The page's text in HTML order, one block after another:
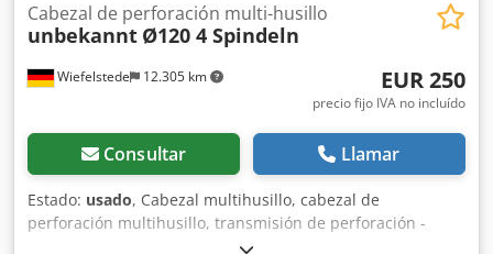
Wiefelstede 12.305 km
Cabezal de perforación multi-husillo
unbekannt Ø120 4 Spindeln
EUR 250
precio fijo IVA no incluído
Consultar Llamar
Estado: usado, Cabezal multihusillo, cabezal de
perforación multihusillo, transmisión de perforación -
Cabezal multihusillo -Husillos: 4 Cedpfxjd Nkrxo Aguerf -